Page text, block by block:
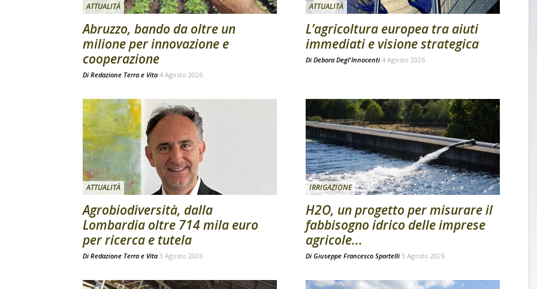
ATTUALITÀ
Abruzzo, bando da oltre un
milione per innovazione e
cooperazione
Di Redazione Terra e Vita 4 Agosto 2026
ATTUALITÀ
L’agricoltura europea tra aiuti
immediati e visione strategica
Di Debora Degl'Innocenti 4 Agosto 2026
ATTUALITÀ
Agrobiodiversità, dalla
Lombardia oltre 714 mila euro
per ricerca e tutela
Di Redazione Terra e Vita 3 Agosto 2026
IRRIGAZIONE
H2O, un progetto per misurare il
fabbisogno idrico delle imprese
agricole...
Di Giuseppe Francesco Sportelli 3 Agosto 2026